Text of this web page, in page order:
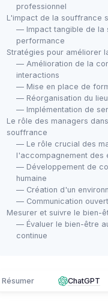
professionnel
L'impact de la souffrance
— Impact tangible de la
performance
Stratégies pour améliorer
— Amélioration de la
interactions
— Mise en place de
— Réorganisation du
— Implémentation de
Le rôle des managers
souffrance
— Le rôle crucial des
l'accompagnement des
— Développement de
humaine
— Création d'un
— Communication
Mesurer et suivre le bien-
— Évaluer le bien-être
continue
Résumer ChatGPT